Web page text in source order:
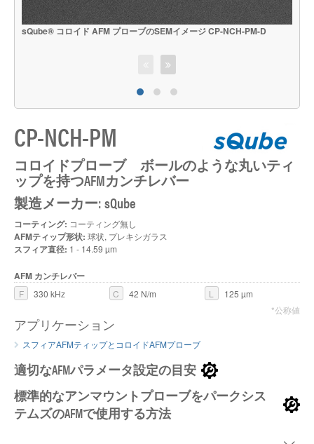
sQube® コロイド AFM プローブのSEMイメージ CP-NCH-PM-D
CP-NCH-PM
コロイドプローブ ボールのような丸いティ
ップを持つAFMカンチレバー
製造メーカー: sQube
コーティング: コーティング無し
AFMティップ形状: 球状, プレキシガラス
スフィア直径: 1 - 14.59 µm
AFM カンチレバー
F 330 kHz C 42 N/m L
125 µm
*公称値
アプリケーション
スフィアAFMティップとコロイドAFMプローブ
適切なAFMパラメータ設定の目安
標準的なアンマウントプローブをパークシス
テムズのAFMで使用する方法